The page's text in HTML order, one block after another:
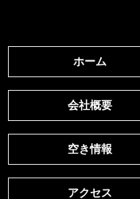
ホーム
会社概要
空き情報
アクセス